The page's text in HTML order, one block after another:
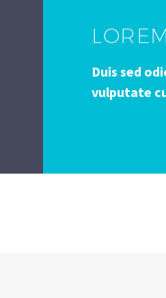
Duis sed
vulputate